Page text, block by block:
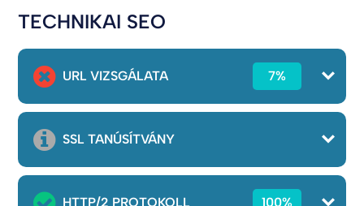
TECHNIKAI SEO
URL VIZSGÁLATA 7%
SSL TANÚSÍTVÁNY
HTTP/2 PROTOKOLL 100%